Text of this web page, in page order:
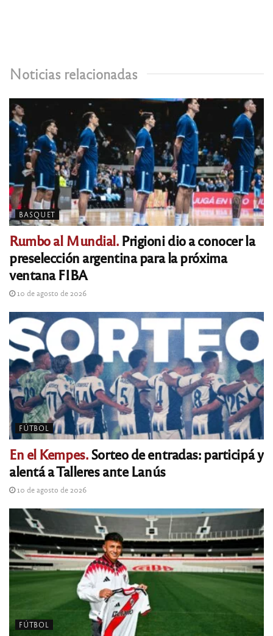
Noticias relacionadas
BASQUET
Rumbo al Mundial.Prigioni dio a conocer la
preselección argentina para la próxima
ventana FIBA
10 de agosto de 2026
FÚTBOL
En el Kempes.Sorteo de entradas: participá y
alentá a Talleres ante Lanús
10 de agosto de 2026
FÚTBOL